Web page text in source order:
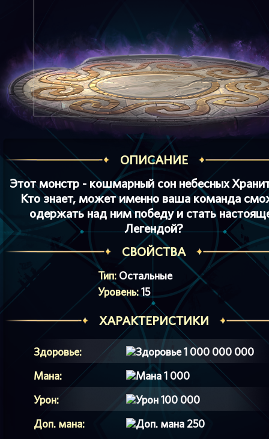
ОПИСАНИЕ
Этот монстр - кошмарный сон небесных
Кто знает, может именно ваша команда
одержать над ним победу и стать
Легендой?
СВОЙСТВА
Тип: Остальные
Уровень:15
ХАРАКТЕРИСТИКИ
Здоровье:
1 000 000 000
Мана:
1 000
Урон:
100 000
Доп. мана:
250